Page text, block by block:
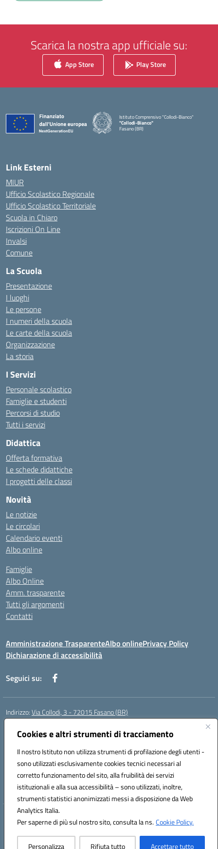
Cookies e altri strumenti di tracciamento
Il nostro Istituto non utilizza strumenti di profilazione degli utenti -
sono utilizzati esclusivamente cookies tecnici necessari al
corretto funzionamento del sito, alla fruibilità dei servizi
istituzionali e alla sua accessibilità – sono utilizzati, inoltre,
strumenti statistici anonimizzati messi a disposizione da Web
Analytics Italia.
Per saperne di più sul nostro sito, consulta la ns.Cookie Policy.
Personalizza Rifiuta tutto Accettare tutto
Scarica la nostra app ufficiale su:
App Store Play Store
Istituto Comprensivo "Collodi-Bianco"
"Collodi-Bianco"
Fasano (BR)
Link Esterni
MIUR
Ufficio Scolastico Regionale
Ufficio Scolastico Territoriale
Scuola in Chiaro
Iscrizioni On Line
Invalsi
Comune
La Scuola
Presentazione
I luoghi
Le persone
I numeri della scuola
Le carte della scuola
Organizzazione
La storia
I Servizi
Personale scolastico
Famiglie e studenti
Percorsi di studio
Tutti i servizi
Didattica
Offerta formativa
Le schede didattiche
I progetti delle classi
Novità
Le notizie
Le circolari
Calendario eventi
Albo online
Famiglie
Albo Online
Amm. trasparente
Tutti gli argomenti
Contatti
Amministrazione TrasparenteAlbo onlinePrivacy Policy
Dichiarazione di accessibilità
Seguici su:
Indirizzo:Via Collodi, 3 - 72015 Fasano (BR)
Centralino:
Posta elettronica certificata (PEC):bric839004@pec.istruzione.it
Codice fiscale: 90059320748
Codice meccanografico:BRIC839004
Codice Indice delle Pubbliche Amministrazioni (IPA): istsc_bree02200r
Codice unico di fatturazione (CUF): MIL3BD
Hosting & Powered by 3D Solution S.r.l.
Concept & Design by Designers Italia